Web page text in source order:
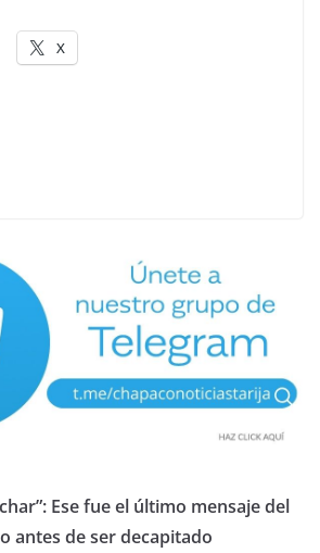
X
Ese fue el último mensaje del
antes de ser decapitado